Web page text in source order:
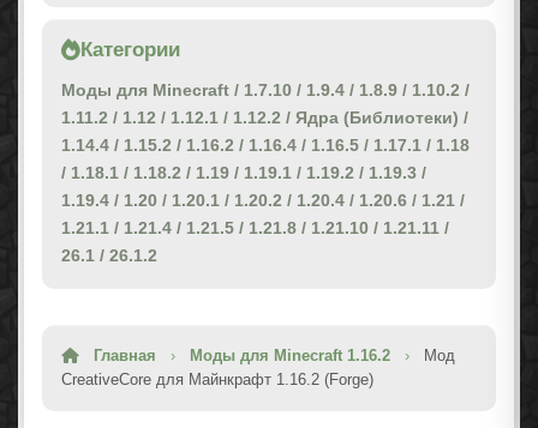
Категории
Моды для Minecraft / 1.7.10 / 1.9.4 / 1.8.9 / 1.10.2 /
1.11.2 / 1.12 / 1.12.1 / 1.12.2 / Ядра (Библиотеки) /
1.14.4 / 1.15.2 / 1.16.2 / 1.16.4 / 1.16.5 / 1.17.1 / 1.18
/ 1.18.1 / 1.18.2 / 1.19 / 1.19.1 / 1.19.2 / 1.19.3 /
1.19.4 / 1.20 / 1.20.1 / 1.20.2 / 1.20.4 / 1.20.6 / 1.21 /
1.21.1 / 1.21.4 / 1.21.5 / 1.21.8 / 1.21.10 / 1.21.11 /
26.1 / 26.1.2
Главная › Моды для Minecraft 1.16.2 ›
Мод
CreativeCore для Майнкрафт 1.16.2 (Forge)